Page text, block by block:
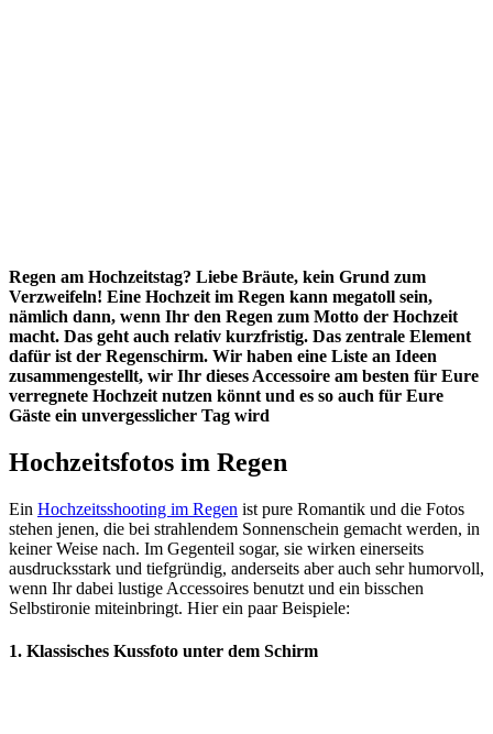
Regen am Hochzeitstag? Liebe Bräute, kein Grund zum
Verzweifeln! Eine Hochzeit im Regen kann megatoll sein,
nämlich dann, wenn Ihr den Regen zum Motto der Hochzeit
macht. Das geht auch relativ kurzfristig. Das zentrale Element
dafür ist der Regenschirm. Wir haben eine Liste an Ideen
zusammengestellt, wir Ihr dieses Accessoire am besten für Eure
verregnete Hochzeit nutzen könnt und es so auch für Eure
Gäste ein unvergesslicher Tag wird
Hochzeitsfotos im Regen
Ein Hochzeitsshooting im Regen ist pure Romantik und die Fotos
stehen jenen, die bei strahlendem Sonnenschein gemacht werden, in
keiner Weise nach. Im Gegenteil sogar, sie wirken einerseits
ausdrucksstark und tiefgründig, anderseits aber auch sehr humorvoll,
wenn Ihr dabei lustige Accessoires benutzt und ein bisschen
Selbstironie miteinbringt. Hier ein paar Beispiele:
1. Klassisches Kussfoto unter dem Schirm